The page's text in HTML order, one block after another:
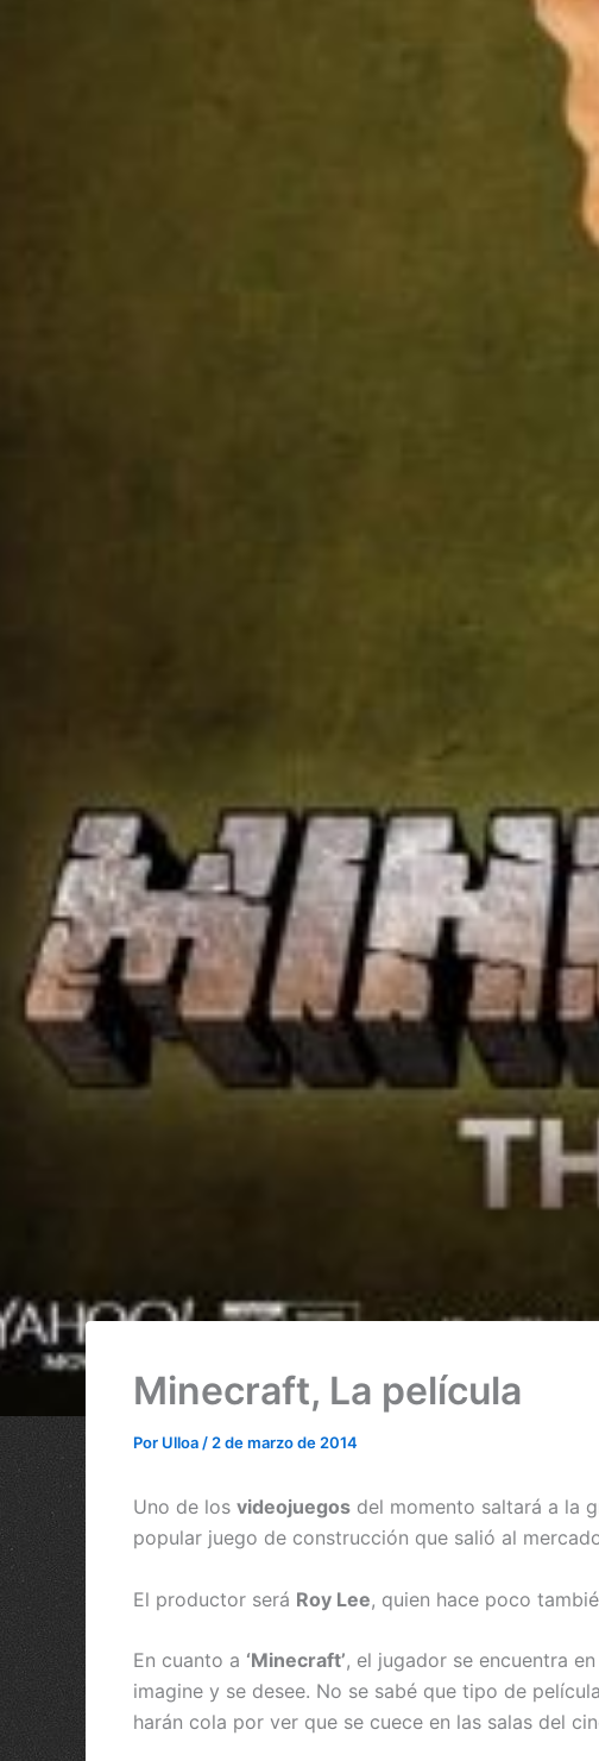
Minecraft, La película
Por Ulloa / 2 de marzo de 2014
Uno de los videojuegos del momento saltará a la
popular juego de construcción que salió al
El productor será Roy Lee, quien hace poco
En cuanto a ‘Minecraft’, el jugador se encuentra
imagine y se desee. No se sabé que tipo de
harán cola por ver que se cuece en las salas del